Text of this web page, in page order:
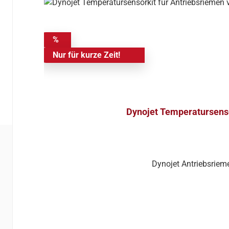
%
Nur für kurze Zeit!
Dynojet
Dynojet